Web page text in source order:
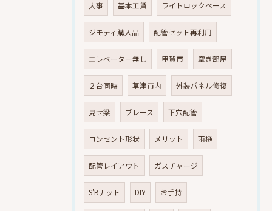
大事 基本工賃 ライトロックベース
ジモティ購入品 配管セット再利用
エレベーター無し 甲賀市 空き部屋
２台同時 草津市内 外装パネル修復
見せ梁 ブレース 下穴配管
コンセント形状 メリット 雨樋
配管レイアウト ガスチャージ
S’Bナット DIY お手持